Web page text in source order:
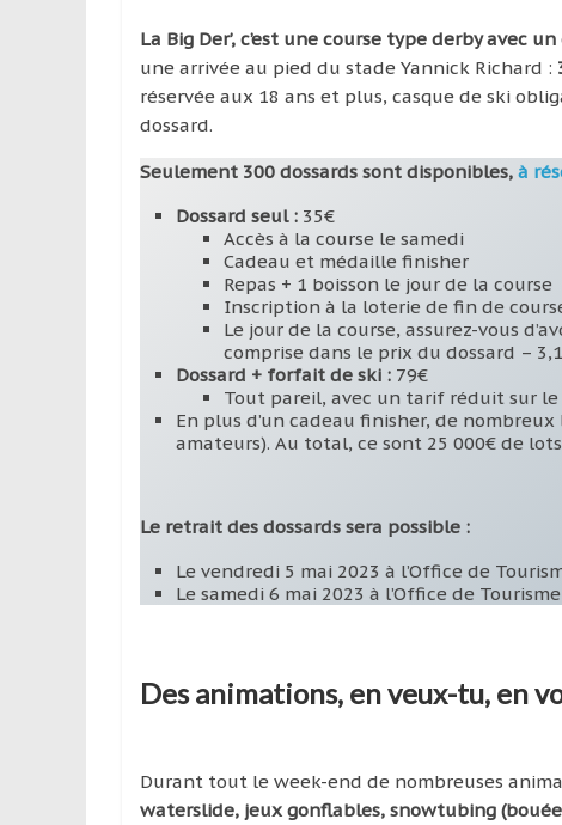
La Big Der’, c’est une course type derby avec
une arrivée au pied du stade Yannick Richard :
réservée aux 18 ans et plus, casque de ski
dossard.
Seulement 300 dossards sont disponibles, à
Dossard seul : 35€
Accès à la course le samedi
Cadeau et médaille finisher
Repas + 1 boisson le jour de la course
Inscription à la loterie de fin de
Le jour de la course, assurez-vous
comprise dans le prix du dossard –
Dossard + forfait de ski : 79€
Tout pareil, avec un tarif réduit sur
En plus d’un cadeau finisher, de
amateurs). Au total, ce sont 25 000€ de
Le retrait des dossards sera possible :
Le vendredi 5 mai 2023 à l’Office de
Le samedi 6 mai 2023 à l’Office de
Des animations, en veux-tu, en
Durant tout le week-end de nombreuses
waterslide, jeux gonflables, snowtubing